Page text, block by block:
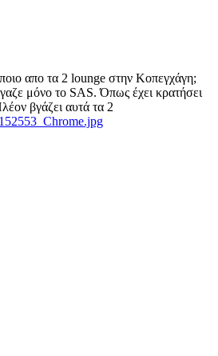
απο τα 2 lounge στην Κοπεγχάγη;
μόνο το SAS. Όπως έχει κρατήσει
βγάζει αυτά τα 2